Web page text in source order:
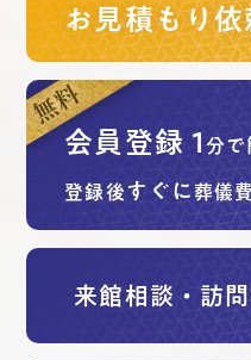
お見積もり依
会員登録 1 分で
登録後すぐに 葬儀
来館相談・訪